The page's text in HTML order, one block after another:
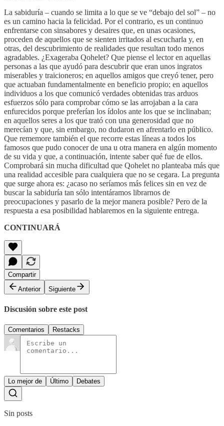
La sabiduría – cuando se limita a lo que se ve “debajo del sol” – no
es un camino hacia la felicidad. Por el contrario, es un continuo
enfrentarse con sinsabores y desaires que, en unas ocasiones,
proceden de aquellos que se sienten irritados al escucharla y, en
otras, del descubrimiento de realidades que resultan todo menos
agradables. ¿Exageraba Qohelet? Que piense el lector en aquellas
personas a las que ayudó para descubrir que eran unos ingratos
miserables y traicioneros; en aquellos amigos que creyó tener, pero
que actuaban fundamentalmente en beneficio propio; en aquellos
individuos a los que comunicó verdades obtenidas tras arduos
esfuerzos sólo para comprobar cómo se las arrojaban a la cara
enfurecidos porque preferían los ídolos ante los que se inclinaban;
en aquellos seres a los que trató con una generosidad que no
merecían y que, sin embargo, no dudaron en afrentarlo en público.
Que rememore también el que recorre estas líneas a todos los
famosos que pudo conocer de una u otra manera en algún momento
de su vida y que, a continuación, intente saber qué fue de ellos.
Comprobará sin mucha dificultad que Qohelet no planteaba más que
una realidad accesible para cualquiera que no se cegara. La pregunta
que surge ahora es: ¿acaso no seríamos más felices sin en vez de
buscar la sabiduría tan sólo intentáramos librarnos de
preocupaciones y pasarlo de la mejor manera posible? Pero de la
respuesta a esa posibilidad hablaremos en la siguiente entrega.
CONTINUARÁ
Compartir
Anterior
Siguiente
Discusión sobre este post
Comentarios Restacks
Lo mejor de Último Debates
Sin posts